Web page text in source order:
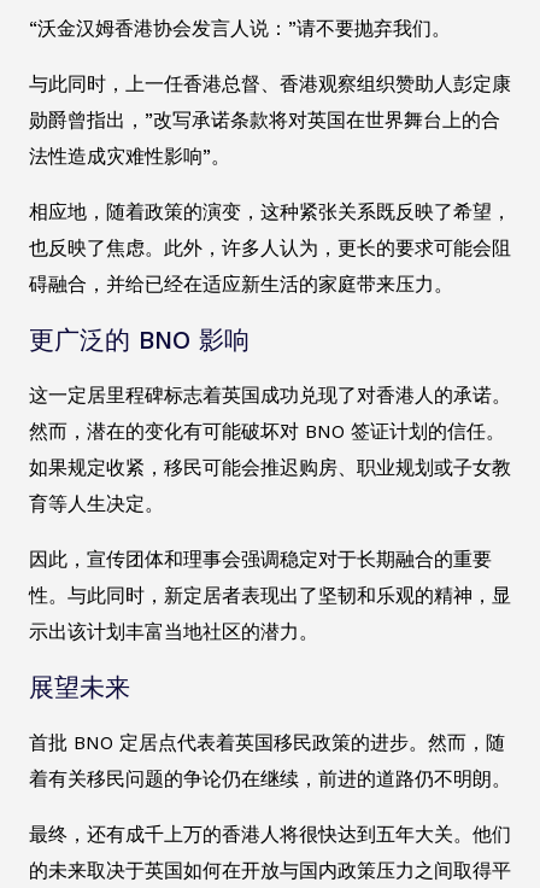
“沃金汉姆香港协会发言人说：”请不要抛弃我们。
与此同时，上一任香港总督、香港观察组织赞助人彭定康
勋爵曾指出，”改写承诺条款将对英国在世界舞台上的合
法性造成灾难性影响”。
相应地，随着政策的演变，这种紧张关系既反映了希望，
也反映了焦虑。此外，许多人认为，更长的要求可能会阻
碍融合，并给已经在适应新生活的家庭带来压力。
更广泛的 BNO 影响
这一定居里程碑标志着英国成功兑现了对香港人的承诺。
然而，潜在的变化有可能破坏对 BNO 签证计划的信任。
如果规定收紧，移民可能会推迟购房、职业规划或子女教
育等人生决定。
因此，宣传团体和理事会强调稳定对于长期融合的重要
性。与此同时，新定居者表现出了坚韧和乐观的精神，显
示出该计划丰富当地社区的潜力。
展望未来
首批 BNO 定居点代表着英国移民政策的进步。然而，随
着有关移民问题的争论仍在继续，前进的道路仍不明朗。
最终，还有成千上万的香港人将很快达到五年大关。他们
的未来取决于英国如何在开放与国内政策压力之间取得平